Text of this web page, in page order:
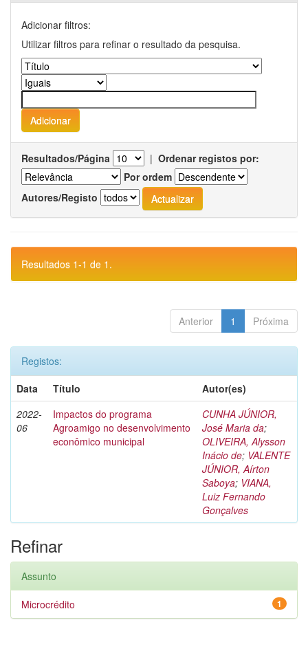
Adicionar filtros:
Utilizar filtros para refinar o resultado da pesquisa.
Resultados/Página | Ordenar registos por:
Por ordem
Autores/Registo
Resultados 1-1 de 1.
Anterior 1 Próxima
Registos:
Data
Título
Autor(es)
2022-
06
Impactos do programa
Agroamigo no desenvolvimento
econômico municipal
CUNHA JÚNIOR,
José Maria da;
OLIVEIRA, Alysson
Inácio de; VALENTE
JÚNIOR, Aírton
Saboya; VIANA,
Luiz Fernando
Gonçalves
Refinar
Assunto
1
Microcrédito